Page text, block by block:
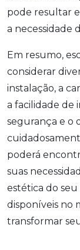
pode resultar
a necessidade
Em resumo,
considerar
instalação, a
a facilidade de
segurança e o
poderá
suas
estética do seu
disponíveis no
transformar